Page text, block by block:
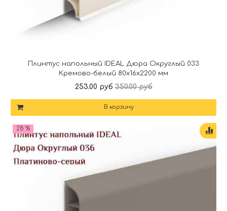
Плинтус напольный IDEAL Дюра Округлый 033
Кремово-белый 80x16x2200 мм
253.00 руб 350.00 руб
В корзину
28 %